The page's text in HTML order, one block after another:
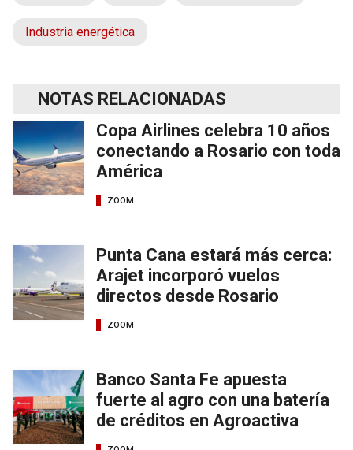
Industria energética
NOTAS RELACIONADAS
Copa Airlines celebra 10 años
conectando a Rosario con toda
América
ZOOM
Punta Cana estará más cerca:
Arajet incorporó vuelos
directos desde Rosario
ZOOM
Banco Santa Fe apuesta
fuerte al agro con una batería
de créditos en Agroactiva